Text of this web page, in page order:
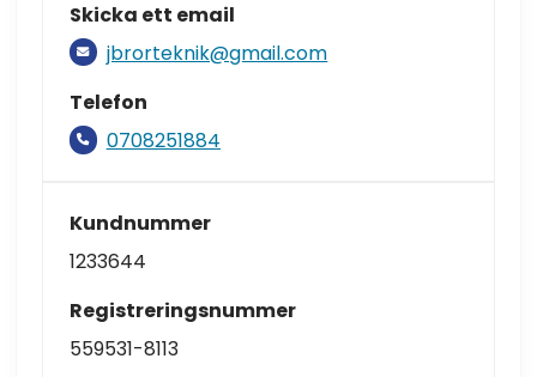
Skicka ett email
jbrorteknik@gmail.com
Telefon
0708251884
Kundnummer
1233644
Registreringsnummer
559531-8113